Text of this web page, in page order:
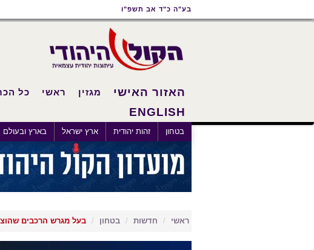
נגישות
ראשי
ראשי
בע"ה כ"ד אב תשפ"ו
האזור האישי מגזין ראשי כל
בטחון זהות יהודית ארץ ישראל בארץ ובעולם
ENGLISH
ראשי חדשות בטחון בעל מגרש הרכבים